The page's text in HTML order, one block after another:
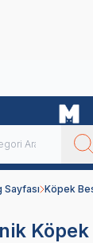
Sayfası Köpek
Köpek